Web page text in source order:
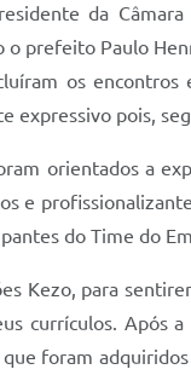
da
prefeito Paulo
os
expressivo pois,
orientados a
e
do Time do
Kezo, para
currículos. Após
foram